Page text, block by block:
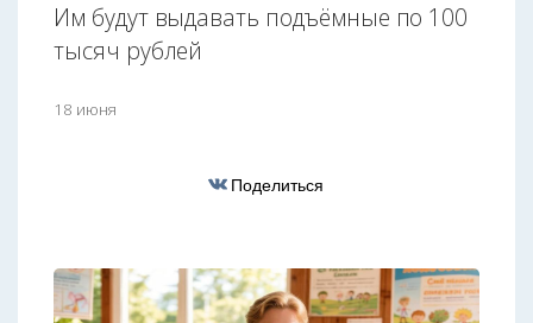
Им будут выдавать подъёмные по 100
тысяч рублей
18 июня
Поделиться